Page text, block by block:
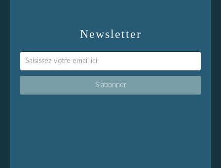
Newsletter